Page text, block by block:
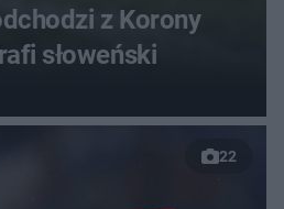
z Korony
słoweński
22